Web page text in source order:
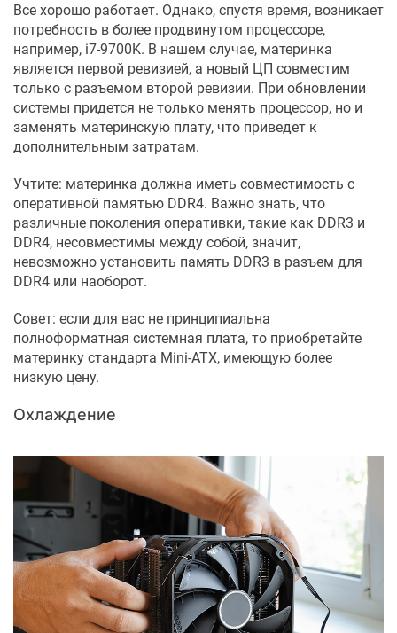
Все хорошо работает. Однако, спустя время, возникает
потребность в более продвинутом процессоре,
например, i7-9700K. В нашем случае, материнка
является первой ревизией, а новый ЦП совместим
только с разъемом второй ревизии. При обновлении
системы придется не только менять процессор, но и
заменять материнскую плату, что приведет к
дополнительным затратам.
Учтите: материнка должна иметь совместимость с
оперативной памятью DDR4. Важно знать, что
различные поколения оперативки, такие как DDR3 и
DDR4, несовместимы между собой, значит,
невозможно установить память DDR3 в разъем для
DDR4 или наоборот.
Совет: если для вас не принципиальна
полноформатная системная плата, то приобретайте
материнку стандарта Mini-ATX, имеющую более
низкую цену.
Охлаждение